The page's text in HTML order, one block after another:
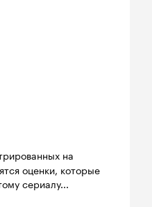
на
оценки, которые
сериалу...